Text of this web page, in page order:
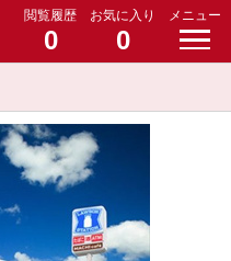
閲覧履歴
0
お気に入り
0
メニュー